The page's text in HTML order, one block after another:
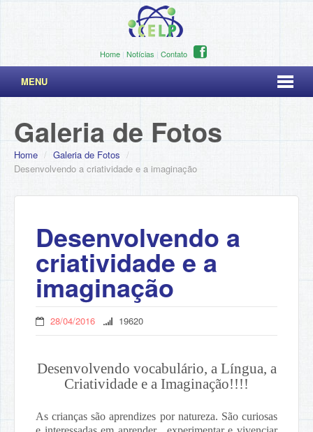
Home | Notícias | Contato
MENU
Galeria de Fotos
Home / Galeria de Fotos /
Desenvolvendo a criatividade e a imaginação
Desenvolvendo a
criatividade e a
imaginação
28/04/2016 19620
Desenvolvendo vocabulário, a Língua, a
Criatividade e a Imaginação!!!!
As crianças são aprendizes por natureza. São curiosas